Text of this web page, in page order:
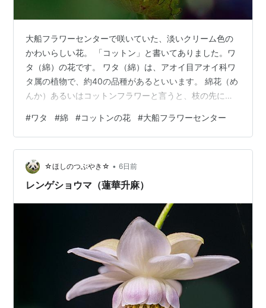
大船フラワーセンターで咲いていた、淡いクリーム色の
かわいらしい花。 「コットン」と書いてありました。ワ
タ（綿）の花です。 ワタ（綿）は、アオイ目アオイ科ワ
タ属の植物で、約40の品種があるといいます。 綿花（め
んか）あるいはコットンフラワーと言うと、枝の先にふ
が、それは実がはじけて中の綿が出てきた状態で、実が
生る前にこのような花が咲きます。 ピンクの花もありま
した。話によると、花が萎（しぼ）む時にクリーム色か
らピンク色に花色が変化するんだと言います。本当かな
ぁ。なんだか不思議です。 実がはじけて中から白い綿が
#ワタ #綿 #コットンの花 #大船フラワーセンター
☆ほしのつぶやき☆ • 6日前
レンゲショウマ（蓮華升麻）